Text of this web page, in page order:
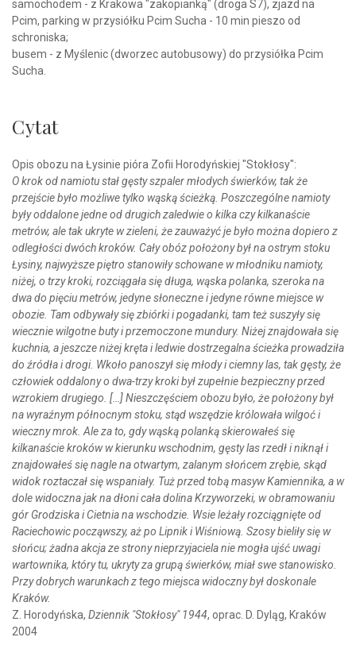
samochodem - z Krakowa "zakopianką" (droga S7), zjazd na
Pcim, parking w przysiółku Pcim Sucha - 10 min pieszo od
schroniska;
busem - z Myślenic (dworzec autobusowy) do przysiółka Pcim
Sucha.
Cytat
Opis obozu na Łysinie pióra Zofii Horodyńskiej "Stokłosy":
O krok od namiotu stał gęsty szpaler młodych świerków, tak że
przejście było możliwe tylko wąską ścieżką. Poszczególne namioty
były oddalone jedne od drugich zaledwie o kilka czy kilkanaście
metrów, ale tak ukryte w zieleni, że zauważyć je było można dopiero z
odległości dwóch kroków. Cały obóz położony był na ostrym stoku
Łysiny, najwyższe piętro stanowiły schowane w młodniku namioty,
niżej, o trzy kroki, rozciągała się długa, wąska polanka, szeroka na
dwa do pięciu metrów, jedyne słoneczne i jedyne równe miejsce w
obozie. Tam odbywały się zbiórki i pogadanki, tam też suszyły się
wiecznie wilgotne buty i przemoczone mundury. Niżej znajdowała się
kuchnia, a jeszcze niżej kręta i ledwie dostrzegalna ścieżka prowadziła
do źródła i drogi. Wkoło panoszył się młody i ciemny las, tak gęsty, że
człowiek oddalony o dwa-trzy kroki był zupełnie bezpieczny przed
wzrokiem drugiego. […] Nieszczęściem obozu było, że położony był
na wyraźnym północnym stoku, stąd wszędzie królowała wilgoć i
wieczny mrok. Ale za to, gdy wąską polanką skierowałeś się
kilkanaście kroków w kierunku wschodnim, gęsty las rzedł i niknął i
znajdowałeś się nagle na otwartym, zalanym słońcem zrębie, skąd
widok roztaczał się wspaniały. Tuż przed tobą masyw Kamiennika, a w
dole widoczna jak na dłoni cała dolina Krzyworzeki, w obramowaniu
gór Grodziska i Cietnia na wschodzie. Wsie leżały rozciągnięte od
Raciechowic począwszy, aż po Lipnik i Wiśniową. Szosy bieliły się w
słońcu; żadna akcja ze strony nieprzyjaciela nie mogła ujść uwagi
wartownika, który tu, ukryty za grupą świerków, miał swe stanowisko.
Przy dobrych warunkach z tego miejsca widoczny był doskonale
Kraków.
Z. Horodyńska, Dziennik "Stokłosy" 1944, oprac. D. Dyląg, Kraków
2004